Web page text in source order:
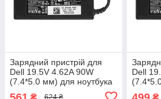
Зарядний пристрій для
Dell 19.5V 4.62A 90W
(7.4*5.0 мм) для ноутбука
Dell
Dell